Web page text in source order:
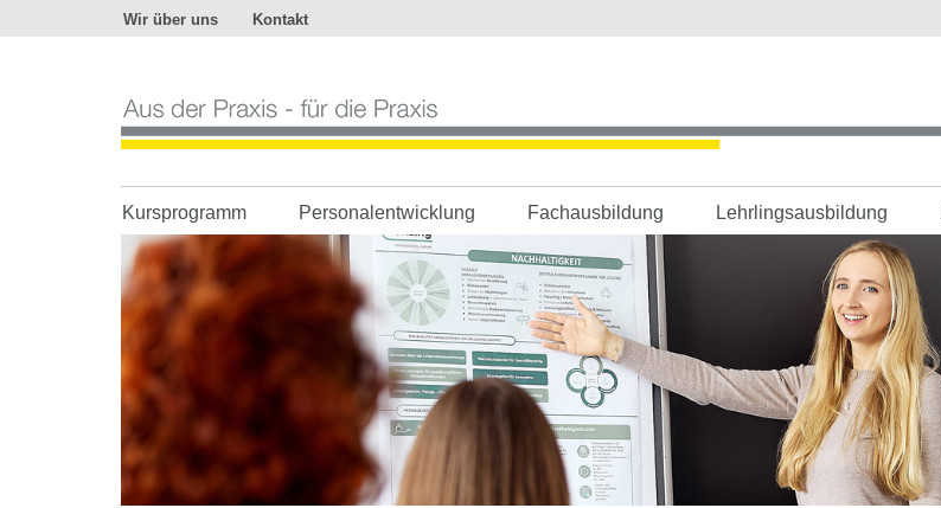
Wir über uns Kontakt
der
Praxis
-
die
Praxis
Kursprogramm Personalentwicklung Fachausbildung Lehrlingsausbildung